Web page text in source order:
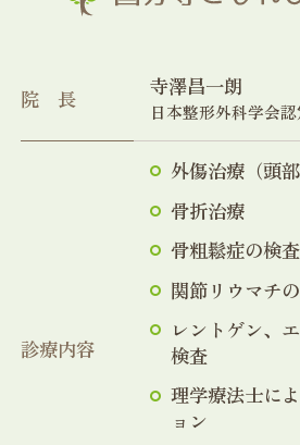
院長 寺澤昌一朗
日本整形外科学会
診療内容
外傷治療（頭
骨折治療
骨粗鬆症の検
関節リウマチ
レントゲン、
検査
理学療法士に
ョン